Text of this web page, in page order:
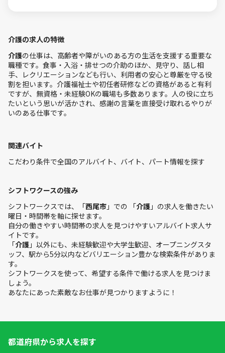
介護の求人の特徴
介護の仕事は、高齢者や障がいのある方の生活を支援する重要な
職種です。食事・入浴・排せつの介助のほか、見守り、話し相
手、レクリエーションなども行い、利用者の安心と尊厳を守る役
割を担います。介護福祉士や初任者研修などの資格があると有利
ですが、無資格・未経験OKの職場も多数あります。人の役に立ち
たいという思いが活かされ、感謝の言葉を直接受け取れるやりが
いのある仕事です。
関連バイト
こだわり条件で全国のアルバイト、バイト、パート情報を探す
シフトワクースの強み
シフトワークスでは、「西尾市 」での 「介護 」の求人を働きたい
曜日・時間帯を軸に探せます。
自分の働きやすい時間帯の求人を見つけやすいアルバイト求人サ
イトです。
「介護 」以外にも、未経験歓迎や大学生歓迎、オープニングスタ
ッフ、駅から5分以内などバリエーション豊かな検索条件がありま
す。
シフトワークスを使って、希望する条件で働ける求人を見つけま
しょう。
あなたにあった素敵なお仕事が見つかりますように！
都道府県から求人を探す